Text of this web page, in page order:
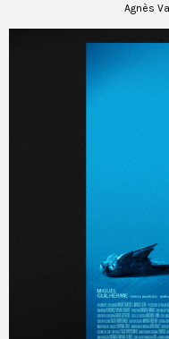
Agnès